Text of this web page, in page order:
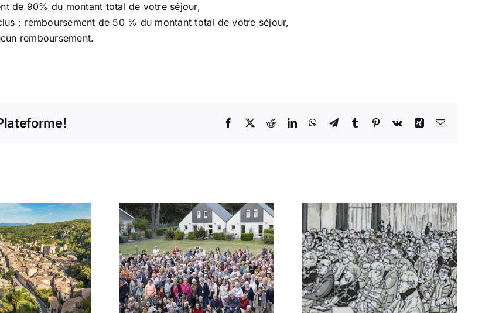
de 90% du montant total de votre séjour,
: remboursement de 50 % du montant total de votre séjour,
remboursement.
Facebook
X RedditLinkedInWhatsApp
TelegramTumblr Pinterest
Vk Xing Email